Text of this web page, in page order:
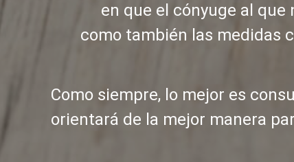
en que el cónyuge al
como también las medidas
Como siempre, lo mejor es
orientará de la mejor manera